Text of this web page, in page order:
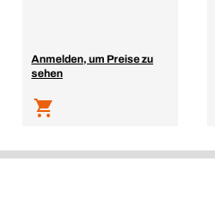
Anmelden, um Preise zu
sehen